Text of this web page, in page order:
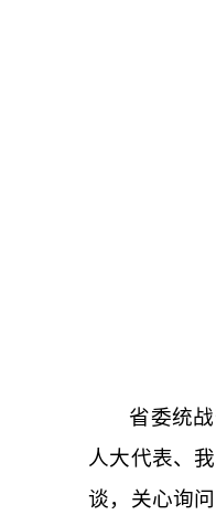
省委统
人大代表、
谈，关心询